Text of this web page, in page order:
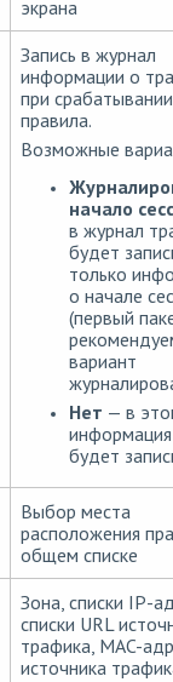
экрана
Запись в журнал
информации о
при срабатывании
правила.
Возможные
начало
в журнал
будет
только
о начале
(первый
вариант
Нет — в
будет
Выбор места
расположения
общем списке
Зона, списки IP-
списки URL
трафика, MAC-
источника